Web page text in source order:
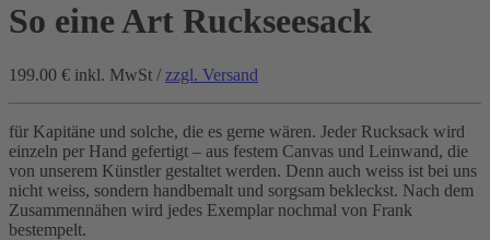
So eine Art Ruckseesack
199.00 € inkl. MwSt / zzgl. Versand
für Kapitäne und solche, die es gerne wären. Jeder Rucksack wird
einzeln per Hand gefertigt – aus festem Canvas und Leinwand, die
von unserem Künstler gestaltet werden. Denn auch weiss ist bei uns
nicht weiss, sondern handbemalt und sorgsam bekleckst. Nach dem
Zusammennähen wird jedes Exemplar nochmal von Frank
bestempelt.